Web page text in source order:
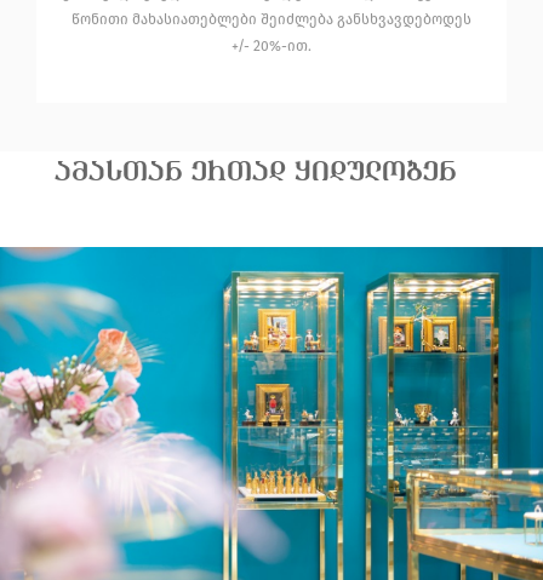
წონითი მახასიათებლები შეიძლება განსხვავდებოდეს
+/- 20%-ით.
ᲐᲛᲐᲡᲗᲐᲜ ᲔᲠᲗᲐᲓ ᲧᲘᲓᲣᲚᲝᲑᲔᲜ
ღუზისებური ძეწკვი
630.00
₾